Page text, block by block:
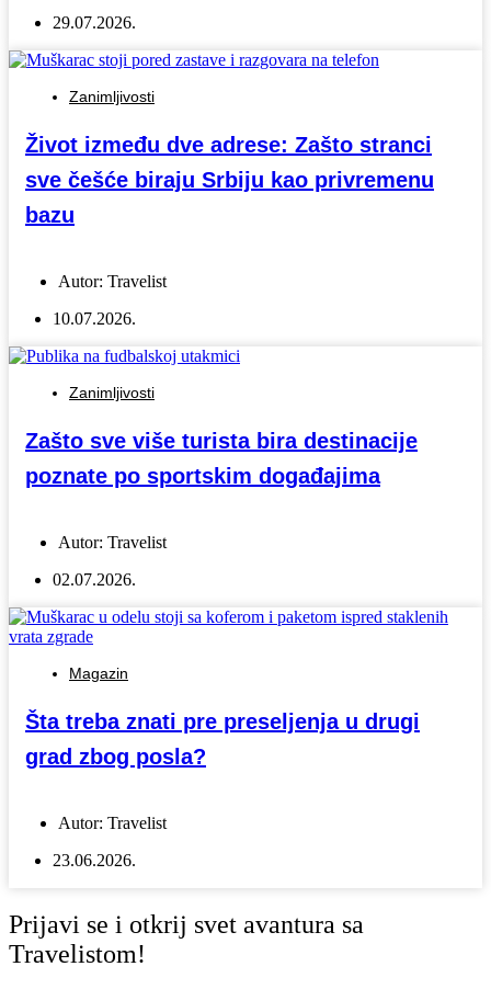
29.07.2026.
Zanimljivosti
Život između dve adrese: Zašto stranci
sve češće biraju Srbiju kao privremenu
bazu
Autor: Travelist
10.07.2026.
Zanimljivosti
Zašto sve više turista bira destinacije
poznate po sportskim događajima
Autor: Travelist
02.07.2026.
Magazin
Šta treba znati pre preseljenja u drugi
grad zbog posla?
Autor: Travelist
23.06.2026.
Prijavi se i otkrij svet avantura sa
Travelistom!